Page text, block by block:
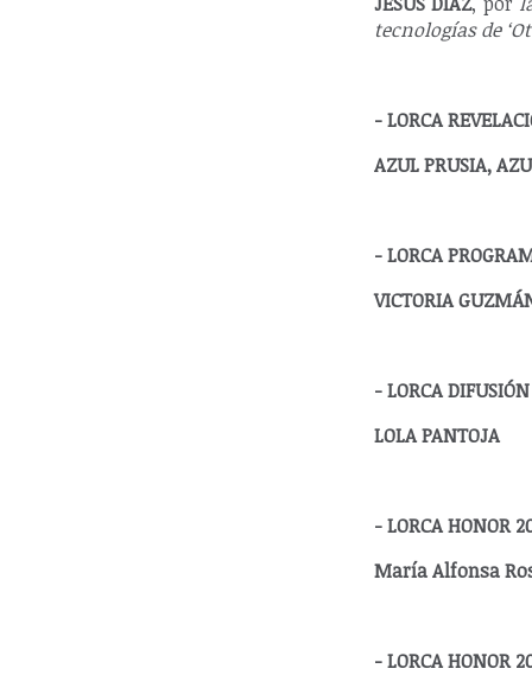
tecnologías de
- LORCA
AZUL PRUSIA,
- LORCA
VICTORIA
- LORCA
LOLA PANTOJA
- LORCA HONOR
María Alfonsa
- LORCA HONOR